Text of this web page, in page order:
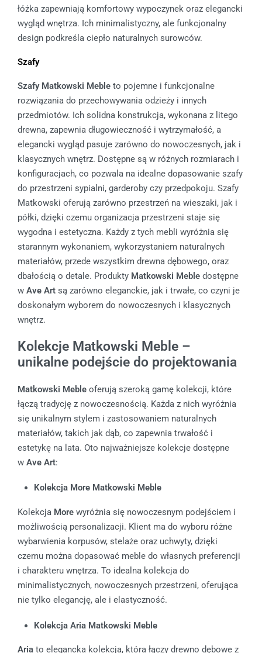
łóżka zapewniają komfortowy wypoczynek oraz elegancki
wygląd wnętrza. Ich minimalistyczny, ale funkcjonalny
design podkreśla ciepło naturalnych surowców.
Szafy
Szafy Matkowski Meble to pojemne i funkcjonalne
rozwiązania do przechowywania odzieży i innych
przedmiotów. Ich solidna konstrukcja, wykonana z litego
drewna, zapewnia długowieczność i wytrzymałość, a
elegancki wygląd pasuje zarówno do nowoczesnych, jak i
klasycznych wnętrz. Dostępne są w różnych rozmiarach i
konfiguracjach, co pozwala na idealne dopasowanie szafy
do przestrzeni sypialni, garderoby czy przedpokoju. Szafy
Matkowski oferują zarówno przestrzeń na wieszaki, jak i
półki, dzięki czemu organizacja przestrzeni staje się
wygodna i estetyczna. Każdy z tych mebli wyróżnia się
starannym wykonaniem, wykorzystaniem naturalnych
materiałów, przede wszystkim drewna dębowego, oraz
dbałością o detale. Produkty Matkowski Meble dostępne
w Ave Art są zarówno eleganckie, jak i trwałe, co czyni je
doskonałym wyborem do nowoczesnych i klasycznych
wnętrz.
Kolekcje Matkowski Meble –
unikalne podejście do projektowania
Matkowski Meble oferują szeroką gamę kolekcji, które
łączą tradycję z nowoczesnością. Każda z nich wyróżnia
się unikalnym stylem i zastosowaniem naturalnych
materiałów, takich jak dąb, co zapewnia trwałość i
estetykę na lata. Oto najważniejsze kolekcje dostępne
w Ave Art:
Kolekcja More Matkowski Meble
Kolekcja More wyróżnia się nowoczesnym podejściem i
możliwością personalizacji. Klient ma do wyboru różne
wybarwienia korpusów, stelaże oraz uchwyty, dzięki
czemu można dopasować meble do własnych preferencji
i charakteru wnętrza. To idealna kolekcja do
minimalistycznych, nowoczesnych przestrzeni, oferująca
nie tylko elegancję, ale i elastyczność.
Kolekcja Aria Matkowski Meble
Aria to elegancka kolekcja, która łączy drewno dębowe z